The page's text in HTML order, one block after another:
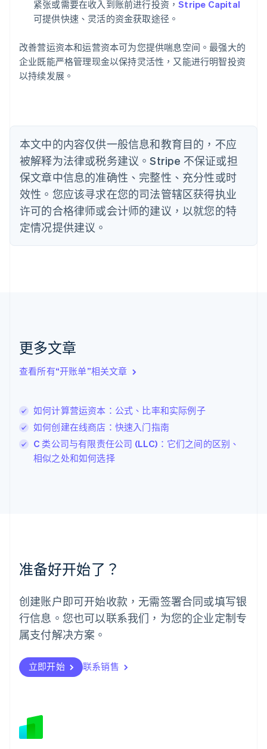
紧张或需要在收入到账前进行投资，Stripe Capital
可提供快速、灵活的资金获取途径。
改善营运资本和运营资本可为您提供喘息空间。最强大的
企业既能严格管理现金以保持灵活性，又能进行明智投资
以持续发展。
本文中的内容仅供一般信息和教育目的，不应
被解释为法律或税务建议。Stripe 不保证或担
保文章中信息的准确性、完整性、充分性或时
效性。您应该寻求在您的司法管辖区获得执业
许可的合格律师或会计师的建议，以就您的特
定情况提供建议。
更多文章
查看所有“开账单”相关文章
如何计算营运资本：公式、比率和实际例子
如何创建在线商店：快速入门指南
C 类公司与有限责任公司 (LLC)：它们之间的区别、
相似之处和如何选择
准备好开始了？
创建账户即可开始收款，无需签署合同或填写银
行信息。您也可以联系我们，为您的企业定制专
属支付解决方案。
立即开始 联系销售
奥地利
DeutschEnglish
English
巴西
Português
English
丹麦
English
德国
DeutschEnglish
法国
FrançaisEnglish
芬兰
EnglishSvenska
English Italiano
拉脱维亚
立陶宛
DeutschEnglish
卢森堡
Français DeutschEnglish
罗马尼亚
English
挪威
葡萄牙
Português English
日本
日本語English
瑞典
瑞士
DeutschFrançais
斯洛伐克
斯洛文尼亚